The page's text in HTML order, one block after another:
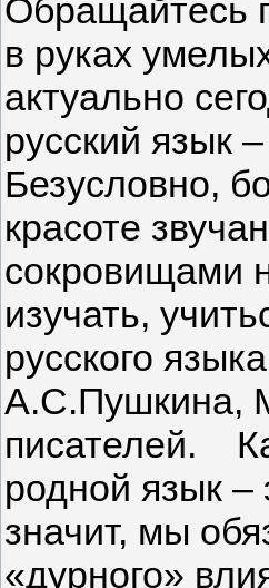
Обращайтесь
в руках
актуально
русский язык
Безусловно,
красоте
сокровищами
изучать,
русского
А.С.Пушкина,
писателей.
родной язык –
значит, мы
«дурного»